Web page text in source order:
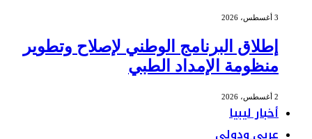
إطلاق البرنامج الوطني لإصلاح وتطوير
منظومة الإمداد الطبي
أخبار ليبيا
عربي ودولي